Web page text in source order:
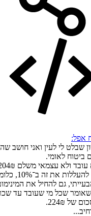
אפל:
שבלט לי לעין ואני חושב
ביטוח לאומי.
עצמאי משלם 204₪ ביטוח לאומי.
את זה ב־10%, כלומר 224₪.
גם להחיל את
של 224₪.